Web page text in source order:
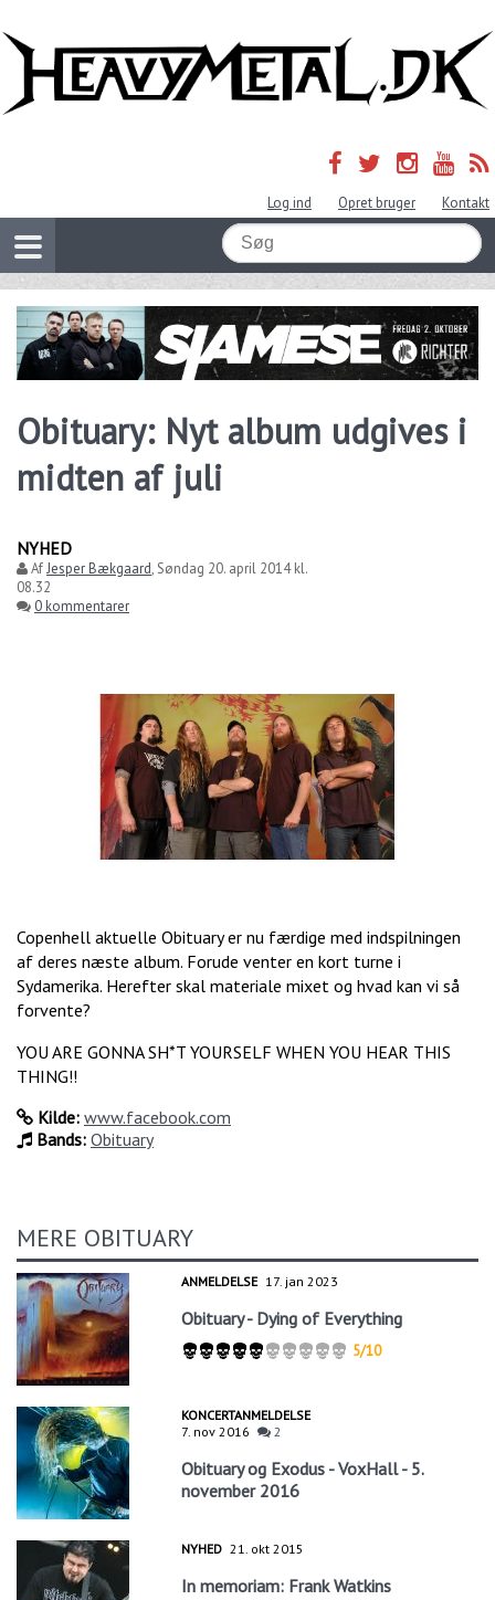
Log ind Opret bruger Kontakt
Obituary: Nyt album udgives i
midten af juli
NYHED
AfJesper Bækgaard,Søndag 20. april 2014 kl.
08.32
0 kommentarer
Copenhell aktuelle Obituary er nu færdige med indspilningen
af deres næste album. Forude venter en kort turne i
Sydamerika. Herefter skal materiale mixet og hvad kan vi så
forvente?
YOU ARE GONNA SH*T YOURSELF WHEN YOU HEAR THIS
THING!!
Kilde: www.facebook.com
Bands: Obituary
MERE OBITUARY
ANMELDELSE 17. jan 2023
Obituary - Dying of Everything
5/10
KONCERTANMELDELSE
7. nov 2016
2
Obituary og Exodus - VoxHall - 5.
november 2016
NYHED 21. okt 2015
In memoriam: Frank Watkins